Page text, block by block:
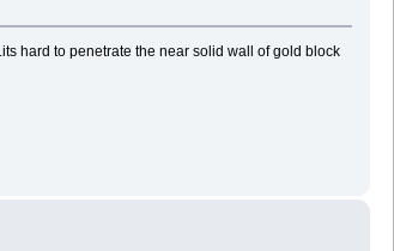
hard to penetrate the near solid wall of gold block